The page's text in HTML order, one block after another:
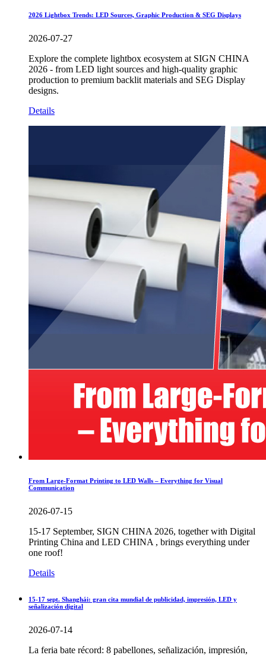
2026 Lightbox Trends: LED Sources, Graphic Production & SEG Displays
2026-07-27
Explore the complete lightbox ecosystem at SIGN CHINA
2026 - from LED light sources and high-quality graphic
production to premium backlit materials and SEG Display
designs.
Details
From Large-Format Printing to LED Walls – Everything for Visual
Communication
2026-07-15
15-17 September, SIGN CHINA 2026, together with Digital
Printing China and LED CHINA , brings everything under
one roof!
Details
15-17 sept. Shanghái: gran cita mundial de publicidad, impresión, LED y
señalización digital
2026-07-14
La feria bate récord: 8 pabellones, señalización, impresión,